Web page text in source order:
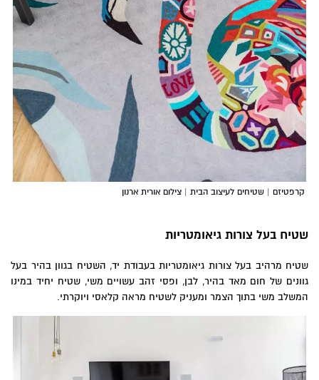
קרפטיזם | שטיחים לעיצוב הבית | צילום אורית ארנון
שטיח בעל צורות גיאומטריות
שטיח מרהיב בעל צורות גיאומטריות בעבודת יד, השטיח בגוון בהיר בעל
גוונים של חום מאד בהיר, לבן, ופסי זהב עשויים משי, שטיח יחיד במינו
המשלב משי בתוך הצמר ומעניק לשטיח מראה קלאסי ויוקרתי.